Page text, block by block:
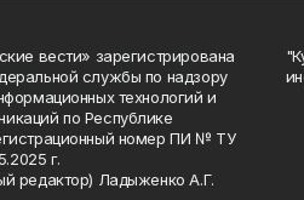
вести» зарегистрирована
службы по надзору
технологий и
по Республике
номер ПИ № ТУ
г.
редактор) Ладыженко А.Г.